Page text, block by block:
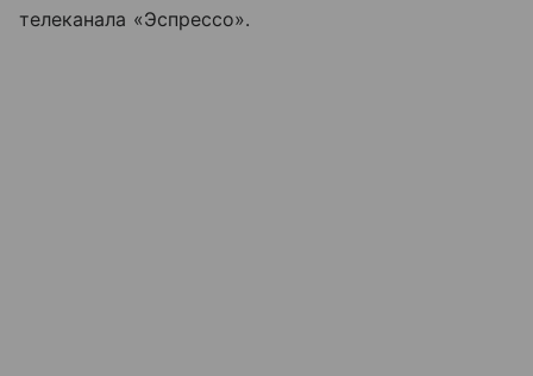
телеканала «Эспрессо».